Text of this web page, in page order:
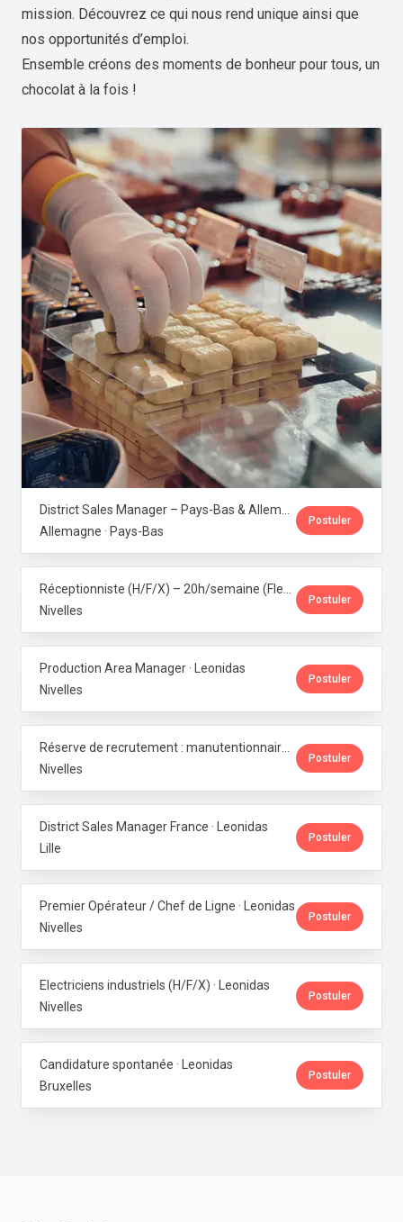
mission. Découvrez ce qui nous rend unique ainsi que
nos opportunités d’emploi.
Ensemble créons des moments de bonheur pour tous, un
chocolat à la fois !
Allemagne · Pays-Bas
Postuler
Nivelles
Postuler
Production Area Manager · Leonidas
Nivelles
Postuler
Nivelles
Postuler
District Sales Manager France · Leonidas
Lille
Postuler
Premier Opérateur / Chef de Ligne · Leonidas
Nivelles
Postuler
Electriciens industriels (H/F/X) · Leonidas
Nivelles
Postuler
Candidature spontanée · Leonidas
Bruxelles
Postuler